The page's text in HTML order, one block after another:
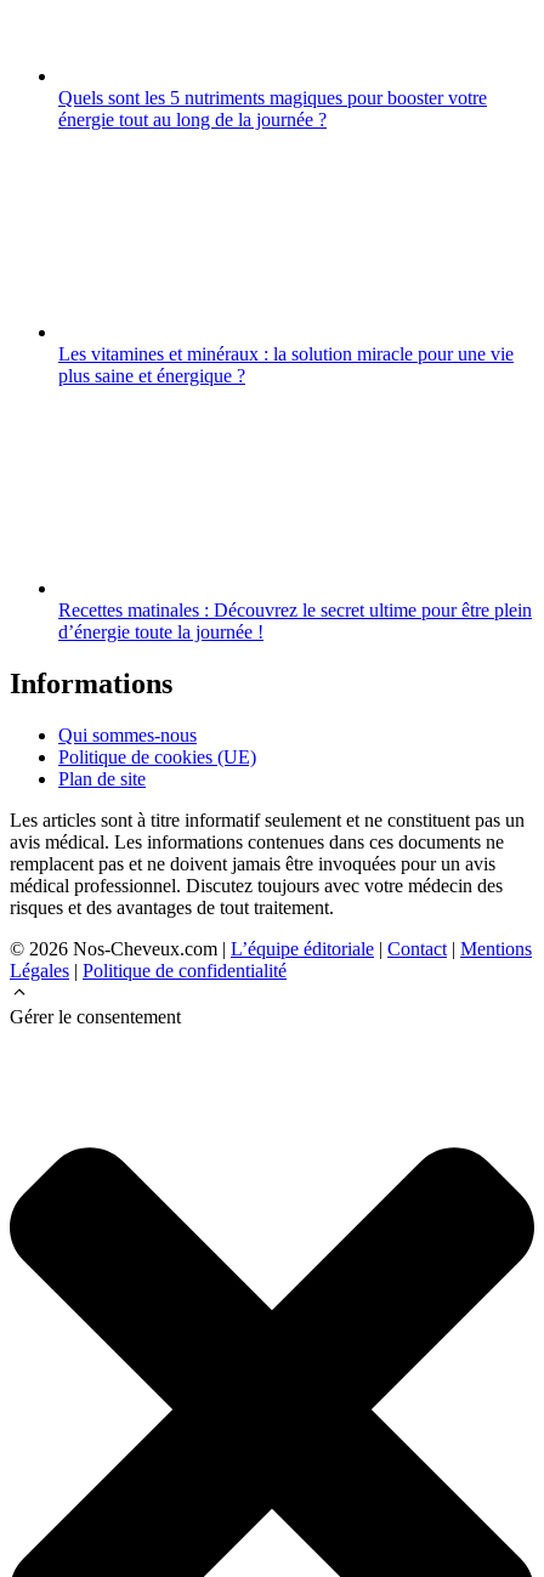
Quels sont les 5 nutriments magiques pour booster votre
énergie tout au long de la journée ?
Les vitamines et minéraux : la solution miracle pour une vie
plus saine et énergique ?
Recettes matinales : Découvrez le secret ultime pour être plein
d’énergie toute la journée !
Informations
Qui sommes-nous
Politique de cookies (UE)
Plan de site
Les articles sont à titre informatif seulement et ne constituent pas un
avis médical. Les informations contenues dans ces documents ne
remplacent pas et ne doivent jamais être invoquées pour un avis
médical professionnel. Discutez toujours avec votre médecin des
risques et des avantages de tout traitement.
© 2026 Nos-Cheveux.com | L’équipe éditoriale | Contact | Mentions
Légales | Politique de confidentialité
Gérer le consentement